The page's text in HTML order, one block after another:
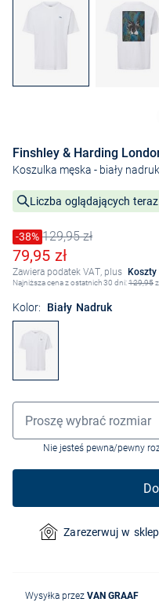
Finshley & Harding
Koszulka męska - biały nadruk
Liczba oglądających teraz
Cena obniżona o
-38%
Stara cena129,95 zł
Obniżona cena
79,95 zł
Zawiera podatek VAT, plus Koszty
Najniższa cena z ostatnich 30 dni:129,95
Kolor: Biały Nadruk
Wybór rozmiaru
Proszę wybrać rozmiar
Nie jesteś pewna/pewny
Zarezerwuj w
Wysyłka przez VAN GRAAF